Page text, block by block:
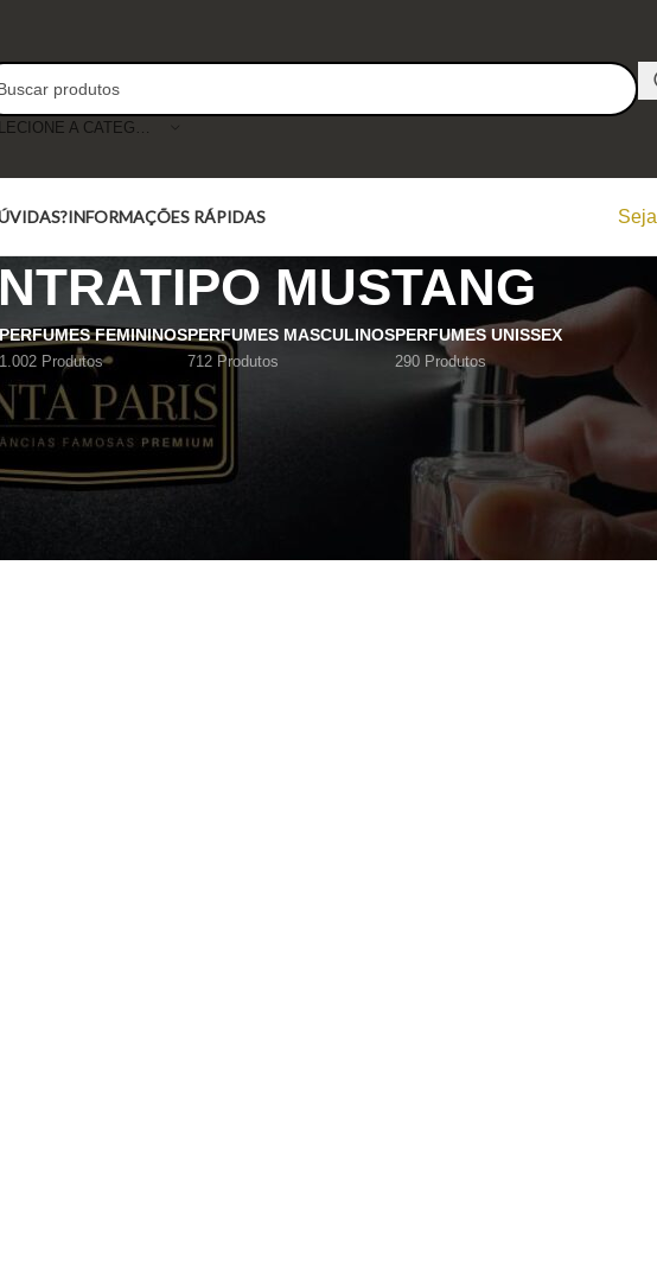
SELECIONE A CATEGORIA
INFORMAÇÕES RÁPIDAS
MUSTANG
PERFUMES FEMININOS
1.002 Produtos
PERFUMES MASCULINOS
712 Produtos
PERFUMES UNISSEX
290 Produtos
Mostrar 9 12 18 24